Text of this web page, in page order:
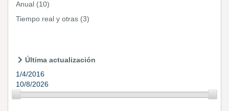
Anual (10)
Tiempo real y otras (3)
Última actualización
1/4/2016
10/8/2026